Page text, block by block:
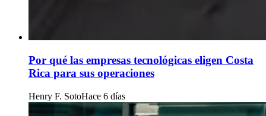
Por qué las empresas tecnológicas eligen Costa
Rica para sus operaciones
Henry F. SotoHace 6 días